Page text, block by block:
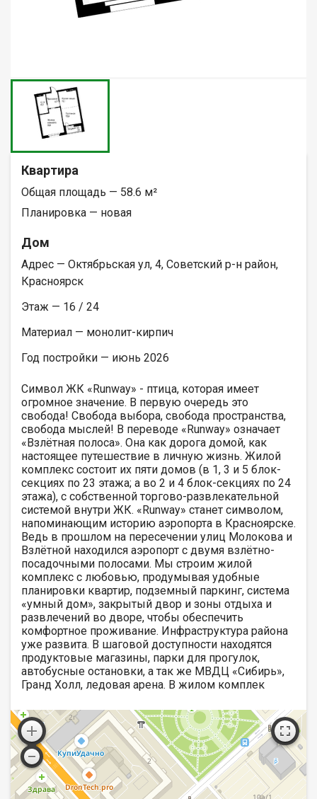
Квартира
Общая площадь — 58.6 м²
Планировка — новая
Дом
Адрес — Октябрьская ул, 4, Советский р-н район,
Красноярск
Этаж — 16 / 24
Материал — монолит-кирпич
Год постройки — июнь 2026
Символ ЖК «Runway» - птица, которая имеет
огромное значение. В первую очередь это
свобода! Свобода выбора, свобода пространства,
свобода мыслей! В переводе «Runway» означает
«Взлётная полоса». Она как дорога домой, как
настоящее путешествие в личную жизнь. Жилой
комплекс состоит их пяти домов (в 1, 3 и 5 блок-
секциях по 23 этажа; а во 2 и 4 блок-секциях по 24
этажа), с собственной торгово-развлекательной
системой внутри ЖК. «Runway» станет символом,
напоминающим историю аэропорта в Красноярске.
Ведь в прошлом на пересечении улиц Молокова и
Взлётной находился аэропорт с двумя взлётно-
посадочными полосами. Мы строим жилой
комплекс с любовью, продумывая удобные
планировки квартир, подземный паркинг, система
«умный дом», закрытый двор и зоны отдыха и
развлечений во дворе, чтобы обеспечить
комфортное проживание. Инфраструктура района
уже развита. В шаговой доступности находятся
продуктовые магазины, парки для прогулок,
автобусные остановки, а так же МВДЦ «Сибирь»,
Гранд Холл, ледовая арена. В жилом комплек